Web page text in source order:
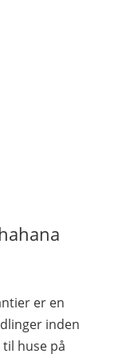
er en
inden
huse på